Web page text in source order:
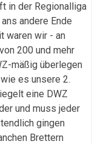
in der Regionalliga
andere Ende
waren wir - an
200 und mehr
mäßig überlegen
es unsere 2.
eine DWZ
und muss jeder
gingen
Brettern